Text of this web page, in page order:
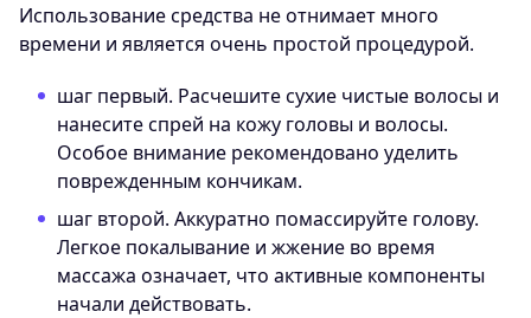
Использование средства не отнимает много
времени и является очень простой процедурой.
шаг первый. Расчешите сухие чистые волосы и
нанесите спрей на кожу головы и волосы.
Особое внимание рекомендовано уделить
поврежденным кончикам.
шаг второй. Аккуратно помассируйте голову.
Легкое покалывание и жжение во время
массажа означает, что активные компоненты
начали действовать.